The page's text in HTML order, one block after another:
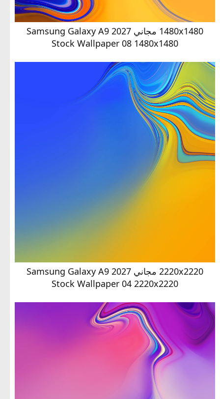
1480x1480 مجاني Samsung Galaxy A9 2027
Stock Wallpaper 08 1480x1480
2220x2220 مجاني Samsung Galaxy A9 2027
Stock Wallpaper 04 2220x2220